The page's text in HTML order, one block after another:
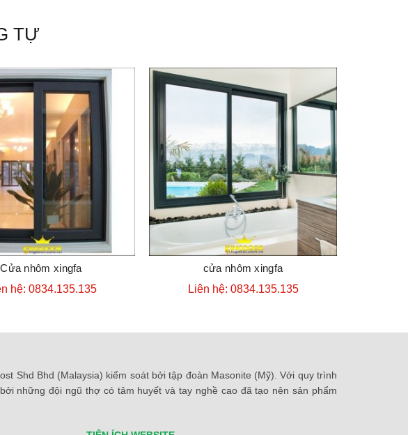
TỰ
ĐẶT HÀNG
Cửa nhôm xingfa
hệ: 0834.135.135
ĐẶT HÀNG
cửa nhôm xingfa
Liên hệ: 0834.135.135
Shd Bhd (Malaysia) kiểm soát bởi tập đoàn Masonite (Mỹ). Với quy trình
những đội ngũ thợ có tâm huyết và tay nghề cao đã tạo nên sản phẩm